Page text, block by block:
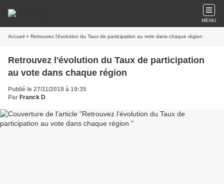
MENU
Accueil » Retrouvez l'évolution du Taux de participation au vote dans chaque région
Retrouvez l'évolution du Taux de participation
au vote dans chaque région
Publié le 27/11/2019 à 19:35
Par Franck D